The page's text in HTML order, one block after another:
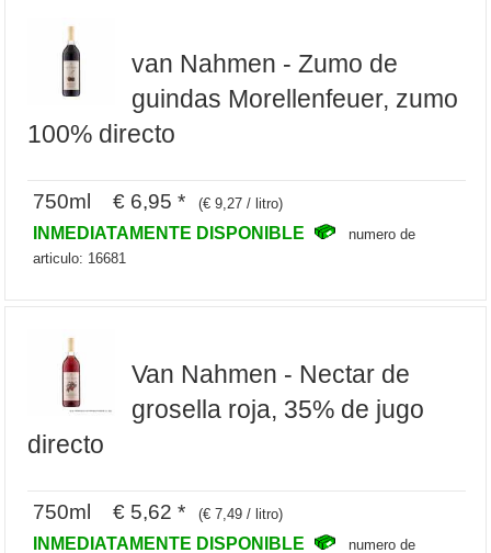
van Nahmen - Zumo de
guindas Morellenfeuer, zumo
100% directo
750ml € 6,95 * (€ 9,27 / litro)
INMEDIATAMENTE DISPONIBLE
numero de
articulo: 16681
Van Nahmen - Nectar de
grosella roja, 35% de jugo
directo
750ml € 5,62 * (€ 7,49 / litro)
INMEDIATAMENTE DISPONIBLE numero de